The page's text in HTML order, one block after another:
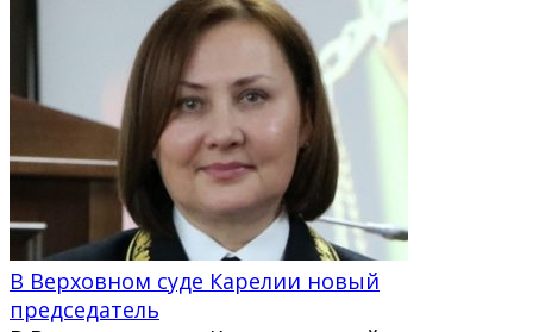
В Верховном суде Карелии новый
председатель